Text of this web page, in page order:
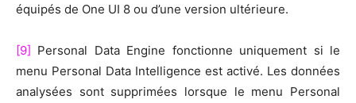
équipés de One UI 8 ou d’une version ultérieure.
[9] Personal Data Engine fonctionne uniquement si le
menu Personal Data Intelligence est activé. Les données
analysées sont supprimées lorsque le menu Personal